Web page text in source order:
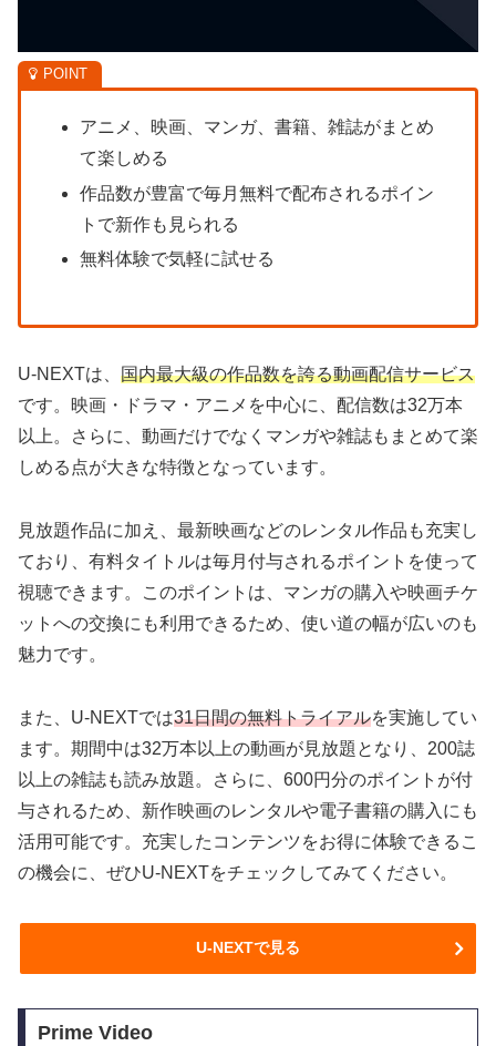
アニメ、映画、マンガ、書籍、雑誌がまとめ
て楽しめる
作品数が豊富で毎月無料で配布されるポイン
トで新作も見られる
無料体験で気軽に試せる
U-NEXTは、 国内最大級の作品数を誇る動画配信サービス
です。映画・ドラマ・アニメを中心に、配信数は32万本
以上。さらに、動画だけでなくマンガや雑誌もまとめて楽
しめる点が大きな特徴となっています。
見放題作品に加え、最新映画などのレンタル作品も充実し
ており、有料タイトルは毎月付与されるポイントを使って
視聴できます。このポイントは、マンガの購入や映画チケ
ットへの交換にも利用できるため、使い道の幅が広いのも
魅力です。
また、U-NEXTでは31日間の無料トライアルを実施してい
ます。期間中は32万本以上の動画が見放題となり、200誌
以上の雑誌も読み放題。さらに、600円分のポイントが付
与されるため、新作映画のレンタルや電子書籍の購入にも
活用可能です。充実したコンテンツをお得に体験できるこ
の機会に、ぜひU-NEXTをチェックしてみてください。
U-NEXTで見る
Prime Video